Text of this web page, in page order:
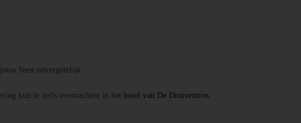
feest onvergetelijk.
kun je zelfs overnachten in het hotel van De Druiventros